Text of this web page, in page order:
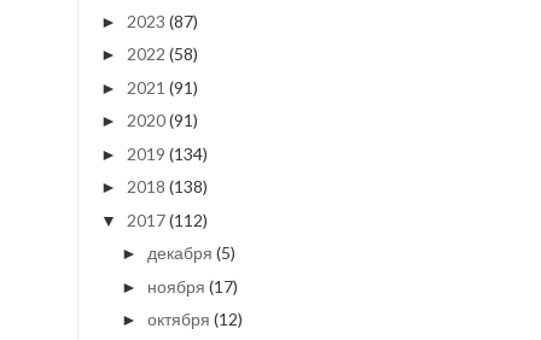
► 2023 (87)
► 2022 (58)
► 2021 (91)
► 2020(91)
► 2019 (134)
► 2018 (138)
▼ 2017(112)
► декабря (5)
► ноября (17)
► октября (12)